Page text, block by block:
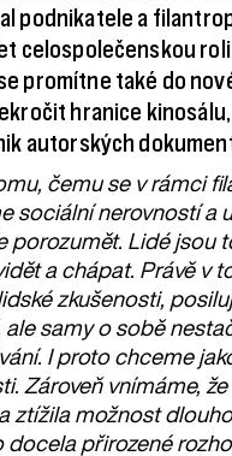
podnikatele a
celospolečenskou
promítne také do
hranice
autorských
čemu se v rámci
sociální nerovností a
Lidé jsou
a chápat. Právě v
zkušenosti,
samy o sobě
I proto chceme
Zároveň vnímáme,
ztížila možnost
docela přirozené